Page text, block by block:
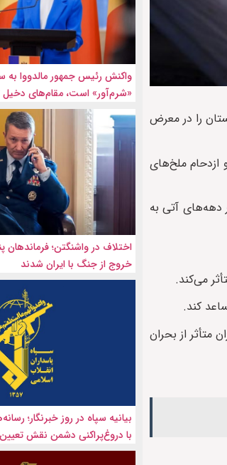
را در معرض
ازدحام ملخ‌های
دهه‌های آتی به
می‌کند.
کند.
از بحران
واکنش رئیس جمهور مالدووا به
«شرم‌آور» است، مقام‌های دخیل
اختلاف در واشنگتن؛ فرماندهان
خروج از جنگ با ایران شدند
بیانیه سپاه در روز خبرنگار؛
با دروغ‌پراکنی دشمن نقش